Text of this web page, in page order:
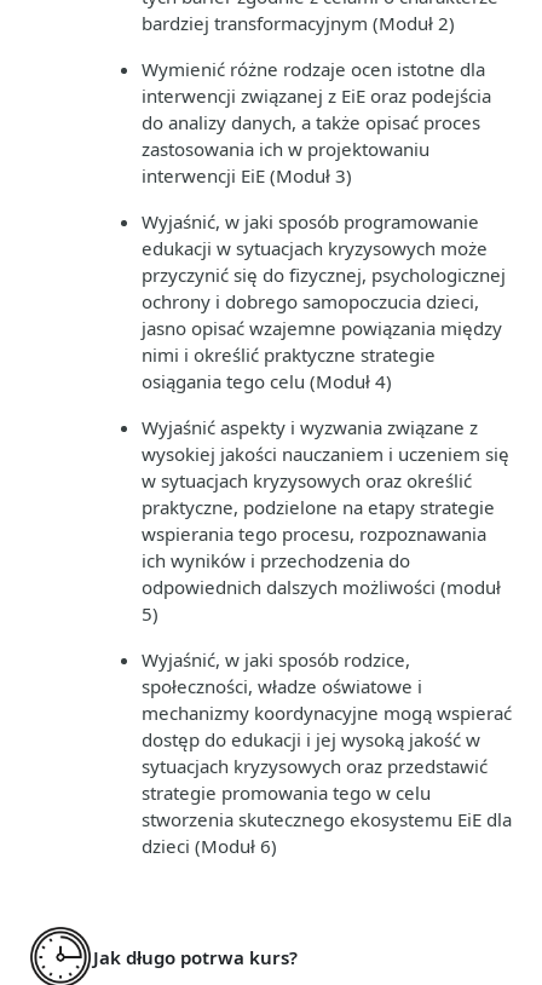
bardziej transformacyjnym (Moduł 2)
Wymienić różne rodzaje ocen istotne dla
interwencji związanej z EiE oraz podejścia
do analizy danych, a także opisać proces
zastosowania ich w projektowaniu
interwencji EiE (Moduł 3)
Wyjaśnić, w jaki sposób programowanie
edukacji w sytuacjach kryzysowych może
przyczynić się do fizycznej, psychologicznej
ochrony i dobrego samopoczucia dzieci,
jasno opisać wzajemne powiązania między
nimi i określić praktyczne strategie
osiągania tego celu (Moduł 4)
Wyjaśnić aspekty i wyzwania związane z
wysokiej jakości nauczaniem i uczeniem się
w sytuacjach kryzysowych oraz określić
praktyczne, podzielone na etapy strategie
wspierania tego procesu, rozpoznawania
ich wyników i przechodzenia do
odpowiednich dalszych możliwości (moduł
5)
Wyjaśnić, w jaki sposób rodzice,
społeczności, władze oświatowe i
mechanizmy koordynacyjne mogą wspierać
dostęp do edukacji i jej wysoką jakość w
sytuacjach kryzysowych oraz przedstawić
strategie promowania tego w celu
stworzenia skutecznego ekosystemu EiE dla
dzieci (Moduł 6)
Jak długo potrwa kurs?